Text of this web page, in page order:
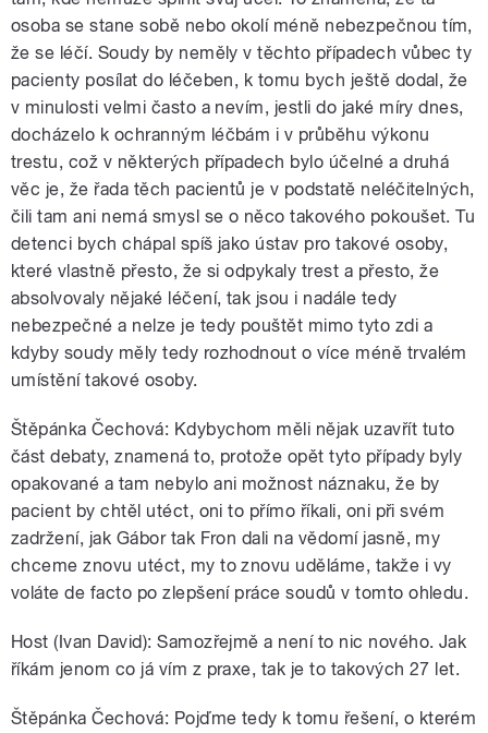
osoba se stane sobě nebo okolí méně nebezpečnou tím,
že se léčí. Soudy by neměly v těchto případech vůbec ty
pacienty posílat do léčeben, k tomu bych ještě dodal, že
v minulosti velmi často a nevím, jestli do jaké míry dnes,
docházelo k ochranným léčbám i v průběhu výkonu
trestu, což v některých případech bylo účelné a druhá
věc je, že řada těch pacientů je v podstatě neléčitelných,
čili tam ani nemá smysl se o něco takového pokoušet. Tu
detenci bych chápal spíš jako ústav pro takové osoby,
které vlastně přesto, že si odpykaly trest a přesto, že
absolvovaly nějaké léčení, tak jsou i nadále tedy
nebezpečné a nelze je tedy pouštět mimo tyto zdi a
kdyby soudy měly tedy rozhodnout o více méně trvalém
umístění takové osoby.
Štěpánka Čechová: Kdybychom měli nějak uzavřít tuto
část debaty, znamená to, protože opět tyto případy byly
opakované a tam nebylo ani možnost náznaku, že by
pacient by chtěl utéct, oni to přímo říkali, oni při svém
zadržení, jak Gábor tak Fron dali na vědomí jasně, my
chceme znovu utéct, my to znovu uděláme, takže i vy
voláte de facto po zlepšení práce soudů v tomto ohledu.
Host (Ivan David): Samozřejmě a není to nic nového. Jak
říkám jenom co já vím z praxe, tak je to takových 27 let.
Štěpánka Čechová: Pojďme tedy k tomu řešení, o kterém